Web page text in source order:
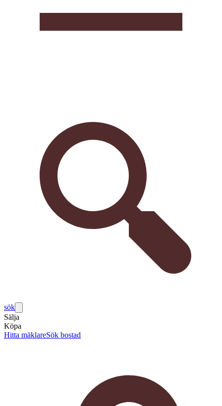
sök
Sälja
Köpa
Hitta mäklareSök bostad